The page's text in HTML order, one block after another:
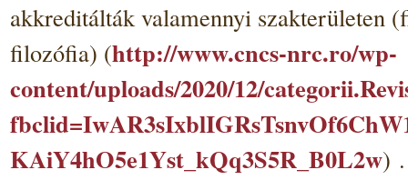
akkreditálták valamennyi szakterületen
filozófia) (http://www.cncs-nrc.ro/wp-
content/uploads/2020/12/
KAiY4hO5e1Yst_kQq3S5R_B0L2w) .